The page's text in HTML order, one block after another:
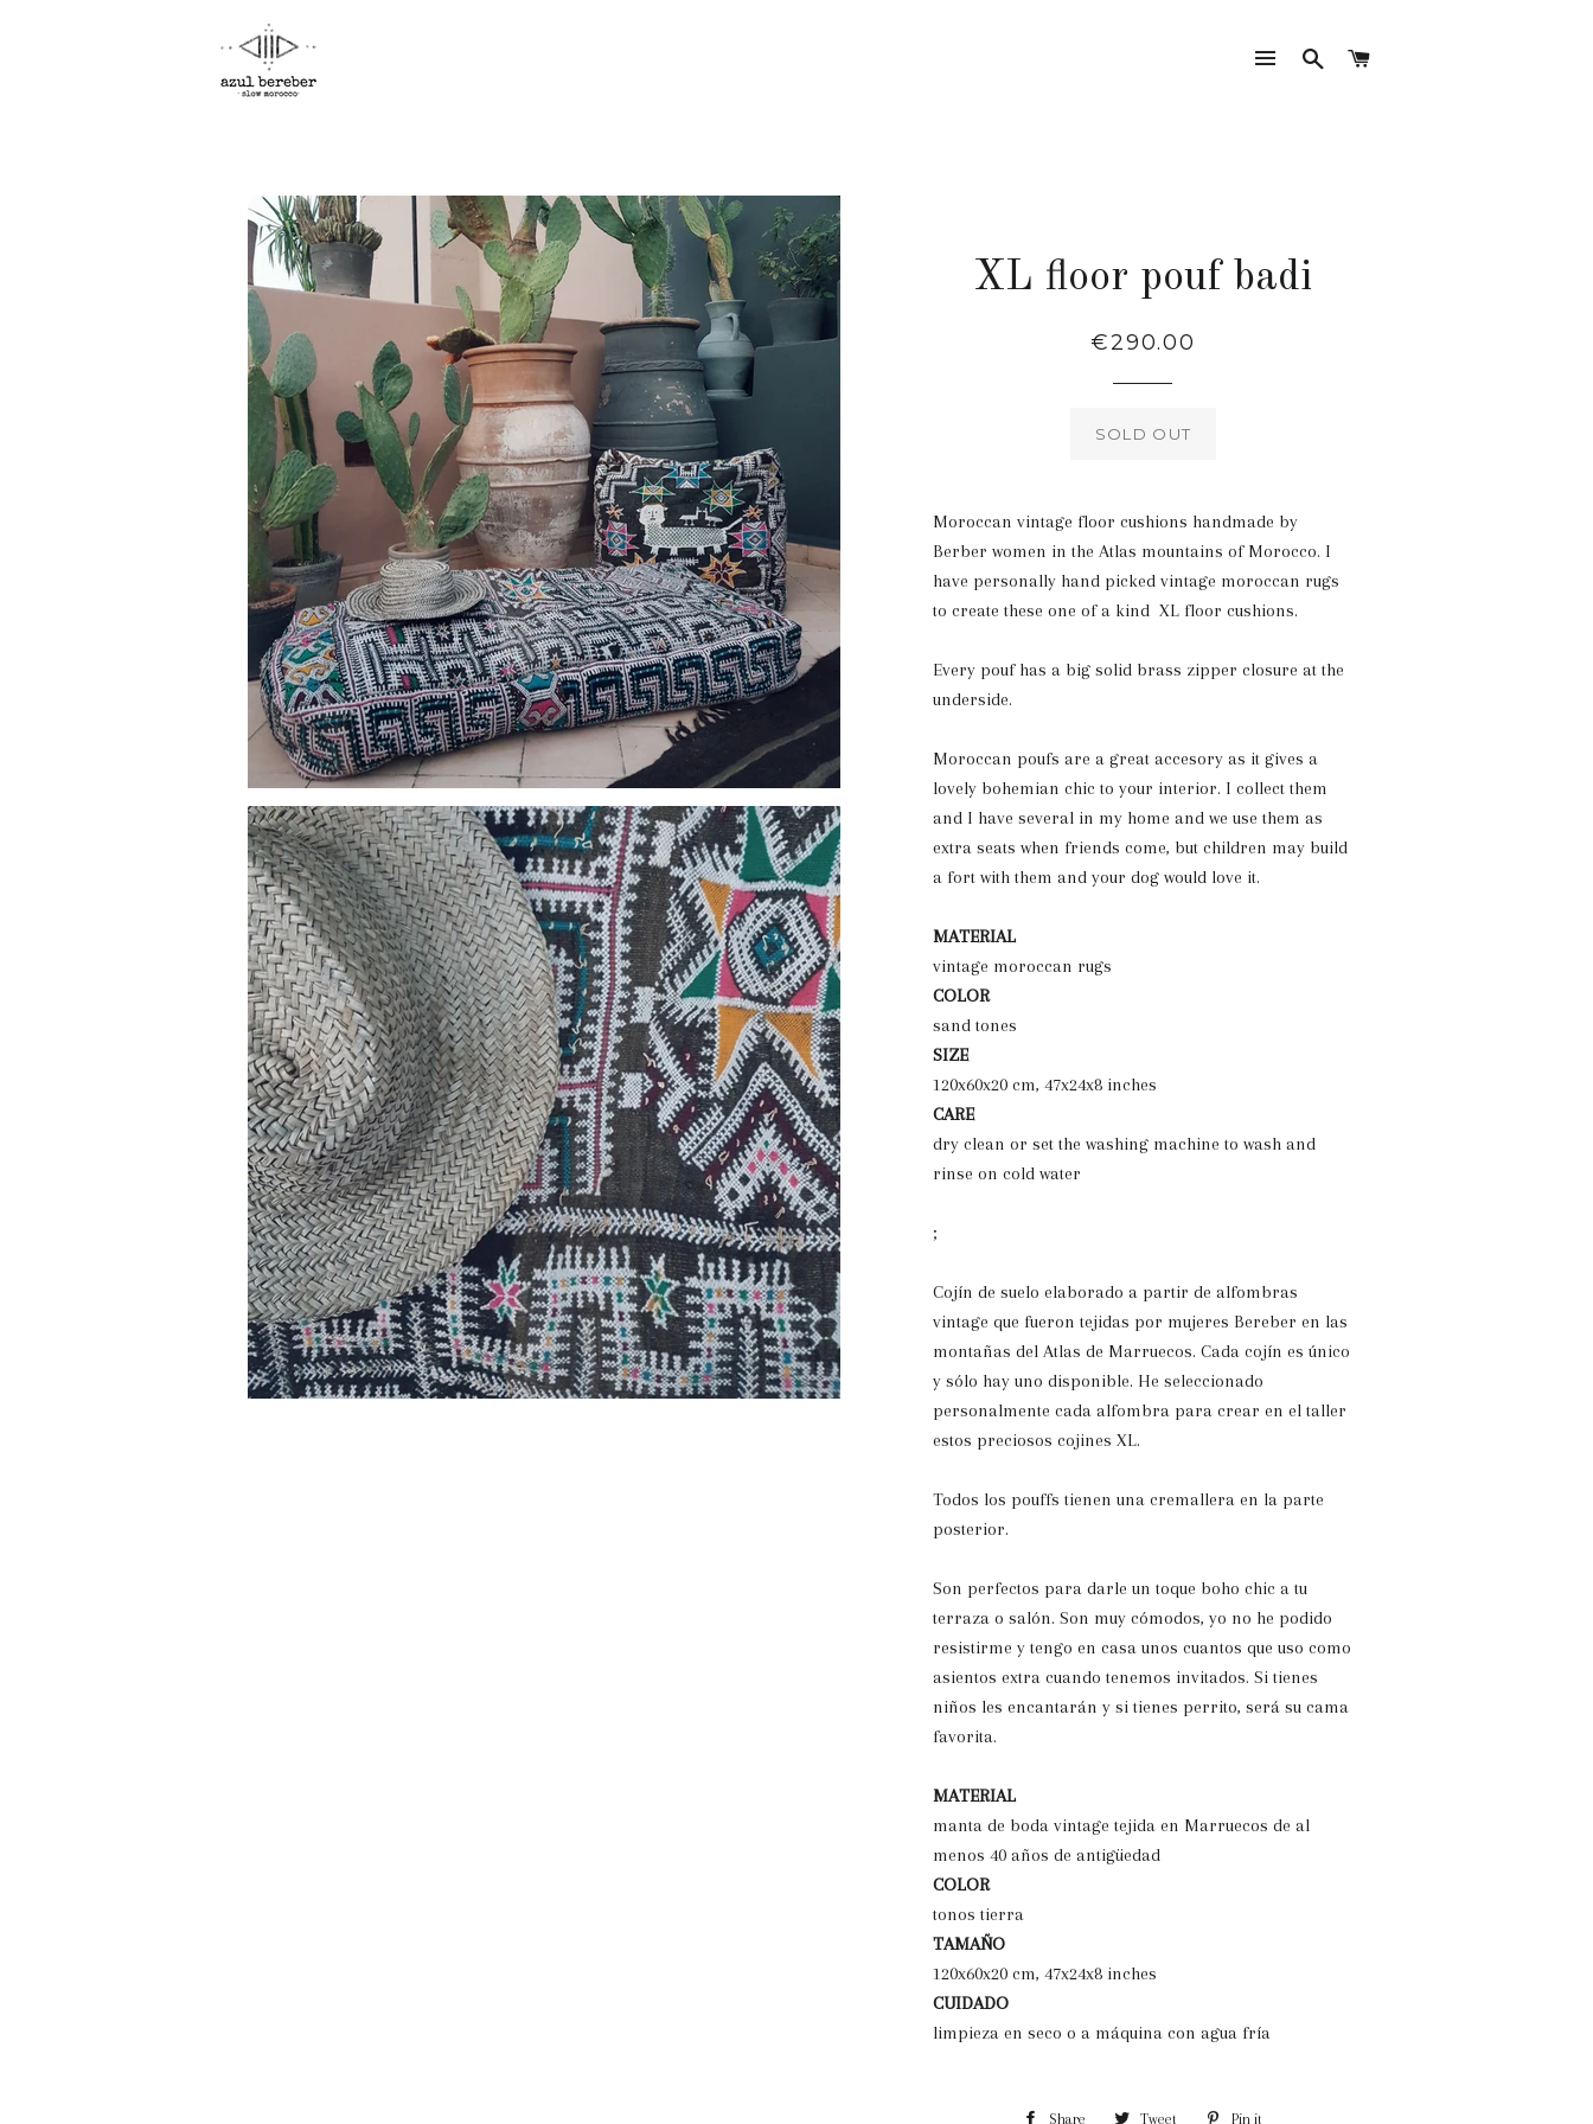
SITE NAVIGATION
SEARCH
XL floor pouf badi
Regular
€290.00
SOLD OUT
Moroccan vintage floor cushions handmade by
Berber women in the Atlas mountains of Morocco. I
have personally hand picked vintage moroccan rugs
to create these one of a kind XL floor cushions.
Every pouf has a big solid brass zipper closure at the
underside.
Moroccan poufs are a great accesory as it gives a
lovely bohemian chic to your interior. I collect them
and I have several in my home and we use them as
extra seats when friends come, but children may build
a fort with them and your dog would love it.
MATERIAL
vintage moroccan rugs
COLOR
sand tones
SIZE
120x60x20 cm, 47x24x8 inches
CARE
dry clean or set the washing machine to wash and
rinse on cold water
;
Cojín de suelo elaborado a partir de alfombras
vintage que fueron tejidas por mujeres Bereber en las
montañas del Atlas de Marruecos. Cada cojín es único
y sólo hay uno disponible. He seleccionado
personalmente cada alfombra para crear en el taller
estos preciosos cojines XL.
Todos los pouffs tienen una cremallera en la parte
posterior.
Son perfectos para darle un toque boho chic a tu
terraza o salón. Son muy cómodos, yo no he podido
resistirme y tengo en casa unos cuantos que uso como
asientos extra cuando tenemos invitados. Si tienes
niños les encantarán y si tienes perrito, será su cama
favorita.
MATERIAL
manta de boda vintage tejida en Marruecos de al
menos 40 años de antigüedad
COLOR
tonos tierra
TAMAÑO
120x60x20 cm, 47x24x8 inches
CUIDADO
limpieza en seco o a máquina con agua fría
Share Share Tweet Tweet Pin it